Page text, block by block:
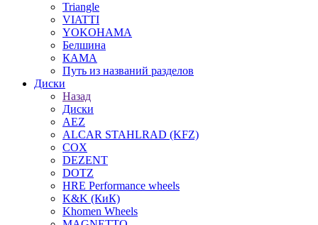
Triangle
VIATTI
YOKOHAMA
Белшина
КАМА
Путь из названий разделов
Диски
Назад
Диски
AEZ
ALCAR STAHLRAD (KFZ)
COX
DEZENT
DOTZ
HRE Performance wheels
K&K (КиК)
Khomen Wheels